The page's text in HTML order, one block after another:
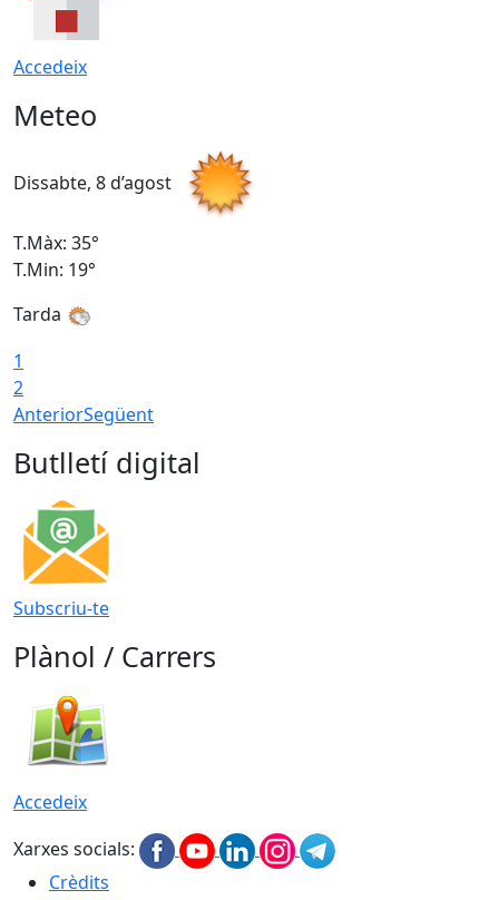
Accedeix
Meteo
Dissabte, 8 d’agost
T.Màx: 35°
T.Min: 19°
Tarda
1
2
AnteriorSegüent
Butlletí digital
Subscriu-te
Plànol / Carrers
Accedeix
Xarxes socials:
Crèdits